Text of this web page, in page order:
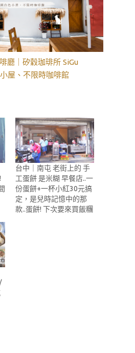
廳｜矽穀珈琲所 SiGu
屋、不限時咖啡館
台中｜南屯 老街上的 手
工蛋餅 是米糊 早餐店..一
份蛋餅+一杯小紅30元搞
定，是兒時記憶中的那
款..蛋餅! 下次要來買飯糰